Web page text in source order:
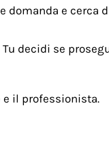
e cerca
decidi se
e il professionista.